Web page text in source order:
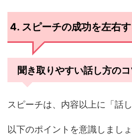
4. スピーチの成功を左右
聞き取りやすい話し方の
スピーチは、内容以上に「話
以下のポイントを意識しましょ